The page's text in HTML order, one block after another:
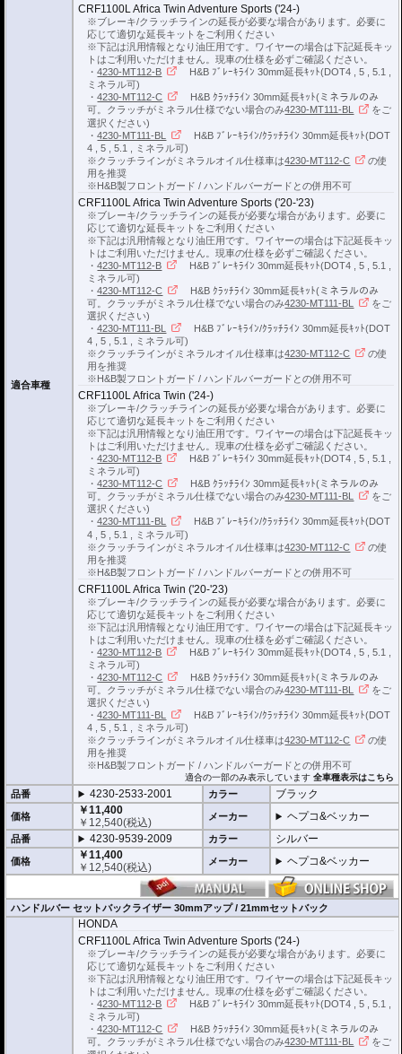
※車体の個体差によりブレーキ/クラッチラインの延長が必要な場合がありま
ブレーキ/クラッチラインの延長にはヘプコ&ベッカーの延長キットがおすすめ
をご確認ください。
適合車種
CRF1100L Africa Twin Adventure Sports ('24-)
※ブレーキ/クラッチラインの延長が必要な場合があります。必要に
応じて適切な延長キットをご利用ください
※下記は汎用情報となり油圧用です。ワイヤーの場合は下記延長キッ
トはご利用いただけません。現車の仕様を必ずご確認ください。
・4230-MT112-B
H&B ﾌﾞﾚｰｷﾗｲﾝ 30mm延長ｷｯﾄ(DOT4 , 5 , 5.1 ,
ミネラル可)
・4230-MT112-C
H&B ｸﾗｯﾁﾗｲﾝ 30mm延長ｷｯﾄ(ミネラルのみ
可。クラッチがミネラル仕様でない場合のみ4230-MT111-BL
をご
選択ください)
・4230-MT111-BL
H&B ﾌﾞﾚｰｷﾗｲﾝ/ｸﾗｯﾁﾗｲﾝ 30mm延長ｷｯﾄ(DOT
4 , 5 , 5.1 , ミネラル可)
※クラッチラインがミネラルオイル仕様車は4230-MT112-C
の使
用を推奨
※H&B製フロントガード / ハンドルバーガードとの併用不可
CRF1100L Africa Twin Adventure Sports ('20-'23)
※ブレーキ/クラッチラインの延長が必要な場合があります。必要に
応じて適切な延長キットをご利用ください
※下記は汎用情報となり油圧用です。ワイヤーの場合は下記延長キッ
トはご利用いただけません。現車の仕様を必ずご確認ください。
・4230-MT112-B
H&B ﾌﾞﾚｰｷﾗｲﾝ 30mm延長ｷｯﾄ(DOT4 , 5 , 5.1 ,
ミネラル可)
・4230-MT112-C
H&B ｸﾗｯﾁﾗｲﾝ 30mm延長ｷｯﾄ(ミネラルのみ
可。クラッチがミネラル仕様でない場合のみ4230-MT111-BL
をご
選択ください)
・4230-MT111-BL
H&B ﾌﾞﾚｰｷﾗｲﾝ/ｸﾗｯﾁﾗｲﾝ 30mm延長ｷｯﾄ(DOT
4 , 5 , 5.1 , ミネラル可)
※クラッチラインがミネラルオイル仕様車は4230-MT112-C
の使
用を推奨
※H&B製フロントガード / ハンドルバーガードとの併用不可
CRF1100L Africa Twin ('24-)
※ブレーキ/クラッチラインの延長が必要な場合があります。必要に
応じて適切な延長キットをご利用ください
※下記は汎用情報となり油圧用です。ワイヤーの場合は下記延長キッ
トはご利用いただけません。現車の仕様を必ずご確認ください。
・4230-MT112-B
H&B ﾌﾞﾚｰｷﾗｲﾝ 30mm延長ｷｯﾄ(DOT4 , 5 , 5.1 ,
ミネラル可)
・4230-MT112-C
H&B ｸﾗｯﾁﾗｲﾝ 30mm延長ｷｯﾄ(ミネラルのみ
可。クラッチがミネラル仕様でない場合のみ4230-MT111-BL
をご
選択ください)
・4230-MT111-BL
H&B ﾌﾞﾚｰｷﾗｲﾝ/ｸﾗｯﾁﾗｲﾝ 30mm延長ｷｯﾄ(DOT
4 , 5 , 5.1 , ミネラル可)
※クラッチラインがミネラルオイル仕様車は4230-MT112-C
の使
用を推奨
※H&B製フロントガード / ハンドルバーガードとの併用不可
CRF1100L Africa Twin ('20-'23)
※ブレーキ/クラッチラインの延長が必要な場合があります。必要に
応じて適切な延長キットをご利用ください
※下記は汎用情報となり油圧用です。ワイヤーの場合は下記延長キッ
トはご利用いただけません。現車の仕様を必ずご確認ください。
・4230-MT112-B
H&B ﾌﾞﾚｰｷﾗｲﾝ 30mm延長ｷｯﾄ(DOT4 , 5 , 5.1 ,
ミネラル可)
・4230-MT112-C
H&B ｸﾗｯﾁﾗｲﾝ 30mm延長ｷｯﾄ(ミネラルのみ
可。クラッチがミネラル仕様でない場合のみ4230-MT111-BL
をご
選択ください)
・4230-MT111-BL
H&B ﾌﾞﾚｰｷﾗｲﾝ/ｸﾗｯﾁﾗｲﾝ 30mm延長ｷｯﾄ(DOT
4 , 5 , 5.1 , ミネラル可)
※クラッチラインがミネラルオイル仕様車は4230-MT112-C
の使
用を推奨
※H&B製フロントガード / ハンドルバーガードとの併用不可
適合の一部のみ表示しています全車種表示はこちら
品番 4230-2533-2001 カラー ブラック
価格
￥11,400
￥ 12,540(税込) メーカー ヘプコ&ベッカー
品番 4230-9539-2009 カラー シルバー
価格
￥11,400
￥ 12,540(税込) メーカー ヘプコ&ベッカー
ハンドルバー セットバックライザー 30mmアップ / 21mmセットバック
HONDA
CRF1100L Africa Twin Adventure Sports ('24-)
※ブレーキ/クラッチラインの延長が必要な場合があります。必要に
応じて適切な延長キットをご利用ください
※下記は汎用情報となり油圧用です。ワイヤーの場合は下記延長キッ
トはご利用いただけません。現車の仕様を必ずご確認ください。
・4230-MT112-B
H&B ﾌﾞﾚｰｷﾗｲﾝ 30mm延長ｷｯﾄ(DOT4 , 5 , 5.1 ,
ミネラル可)
・4230-MT112-C
H&B ｸﾗｯﾁﾗｲﾝ 30mm延長ｷｯﾄ(ミネラルのみ
可。クラッチがミネラル仕様でない場合のみ4230-MT111-BL
をご